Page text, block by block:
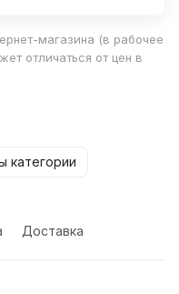
магазина (в рабочее
отличаться от цен в
категории
Доставка